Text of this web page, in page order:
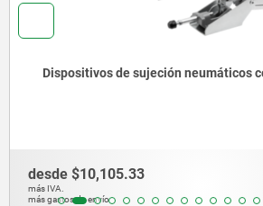
Dispositivos de sujeción
desde$19,900.40
más IVA.
más gastos de envío